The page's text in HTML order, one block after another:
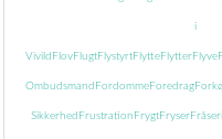
i
Vivild FlovFlugtFlystyrtFlytteFlytterFlyve
Ombudsmand FordommeForedrag
Sikkerhed Frustration FrygtFryserFråseri